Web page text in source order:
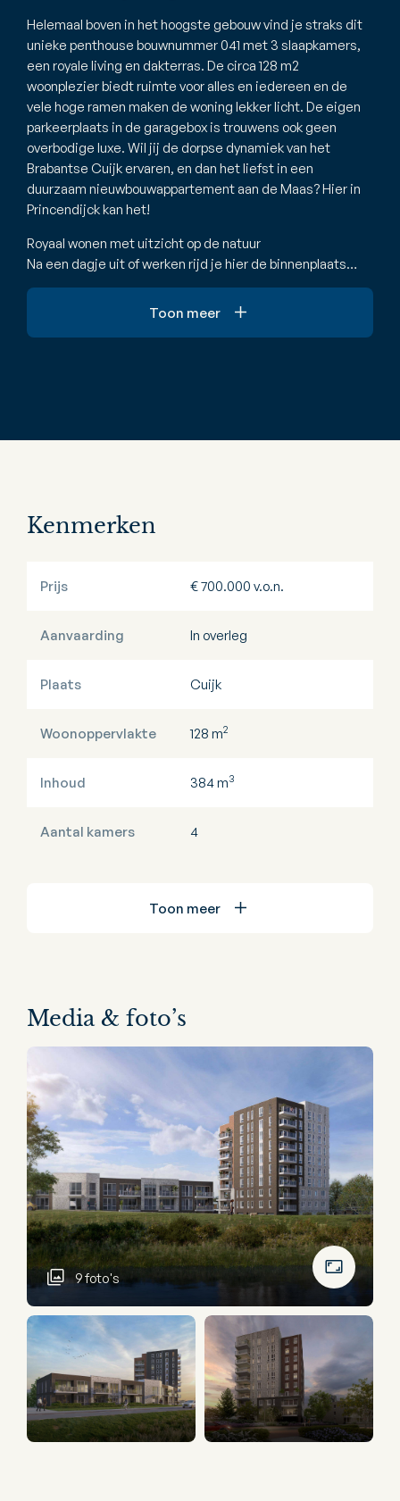
Helemaal boven in het hoogste gebouw vind je straks dit
unieke penthouse bouwnummer 041 met 3 slaapkamers,
een royale living en dakterras. De circa 128 m2
woonplezier biedt ruimte voor alles en iedereen en de
vele hoge ramen maken de woning lekker licht. De eigen
parkeerplaats in de garagebox is trouwens ook geen
overbodige luxe. Wil jij de dorpse dynamiek van het
Brabantse Cuijk ervaren, en dan het liefst in een
duurzaam nieuwbouwappartement aan de Maas? Hier in
Princendijck kan het!
Royaal wonen met uitzicht op de natuur
Na een dagje uit of werken rijd je hier de binnenplaats…
Toon meer
Kenmerken
Prijs € 700.000 v.o.n.
Aanvaarding In overleg
Plaats Cuijk
Woonoppervlakte 128 m2
Inhoud 384 m3
Aantal kamers 4
Toon meer
Media & foto’s
9 foto's